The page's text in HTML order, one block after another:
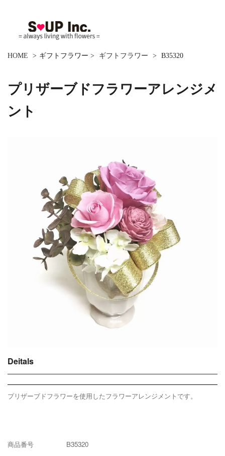
HOME > ギフトフラワー > ギフトフラワー > B35320
プリザーブドフラワーアレンジメ
ント
Deitals
プリザーブドフラワーを使用したフラワーアレンジメントです。
商品番号 B35320